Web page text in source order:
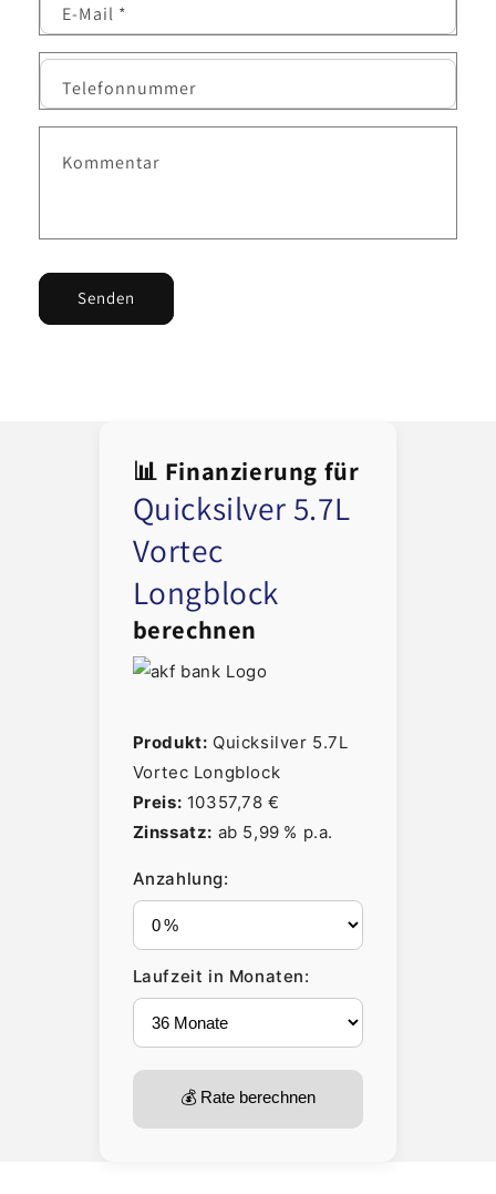
E-Mail *
Telefonnummer
Kommentar
Senden
📊 Finanzierung für
Quicksilver 5.7L
Vortec
Longblock
berechnen
Produkt: Quicksilver 5.7L
Vortec Longblock
Preis: 10357,78 €
Zinssatz: ab 5,99 % p.a.
Anzahlung:
Laufzeit in Monaten:
💰 Rate berechnen